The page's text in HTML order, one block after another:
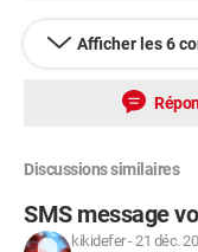
Afficher les 6
Discussions similaires
SMS message
kikidefer-21 déc.